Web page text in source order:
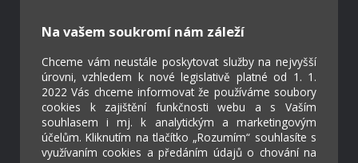
Na vašem soukromí nám záleží
Chceme vám neustále poskytovat služby na nejvyšší
úrovni, vzhledem k nové legislativě platné od 1. 1.
2022 Vás chceme informovat že používáme soubory
cookies k zajištění funkčnosti webu a s Vaším
souhlasem i mj. k analytickým a marketingovým
účelům. Kliknutím na tlačítko „Rozumím“ souhlasíte s
využívaním cookies a předáním údajů o chování na
Projekty
Virtuální prohlídka
Cookies
Přístupnost
Přihlášení